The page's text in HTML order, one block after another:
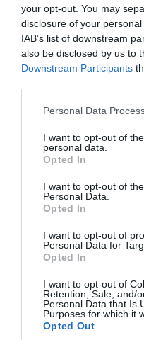
your opt-out. You may
disclosure of your
IAB’s list of downstream
also be disclosed by us to
Downstream Participants
Please note that this
not limited to your visit or
grant or deny consent to
use your data for below
consent section.
Personal Data
I want to opt-out of
personal data.
Opted In
I want to opt-out of
Personal Data.
Opted In
I want to opt-out of
Personal Data for
Opted In
I want to opt-out of
Retention, Sale, and/
Personal Data that Is
Purposes for which it
Opted Out
08.08.2026 | 09:02
«Η απόλυτη
του Αρκά για τα